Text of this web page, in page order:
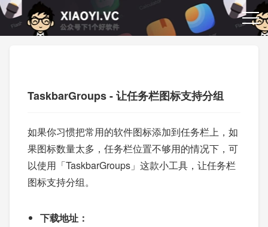
TaskbarGroups - 让任务栏图标支持分组
如果你习惯把常用的软件图标添加到任务栏上，如
果图标数量太多，任务栏位置不够用的情况下，可
以使用「TaskbarGroups」这款小工具，让任务栏
图标支持分组。
下载地址：